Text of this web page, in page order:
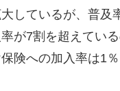
しているが、普及
が7割を超えてい
険への加入率は1